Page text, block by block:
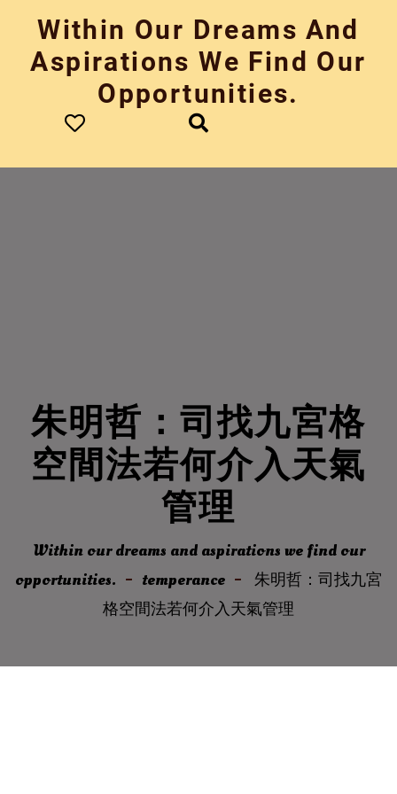
content
Within Our Dreams And
Aspirations We Find Our
Opportunities.
朱明哲：司找九宮格
空間法若何介入天氣
管理
Within our dreams and aspirations we find our
opportunities.
temperance
朱明哲：司找九宮
格空間法若何介入天氣管理